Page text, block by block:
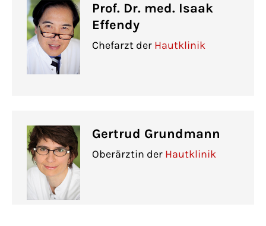
Prof. Dr. med. Isaak
Effendy
Chefarzt der Hautklinik
Gertrud Grundmann
Oberärztin der Hautklinik